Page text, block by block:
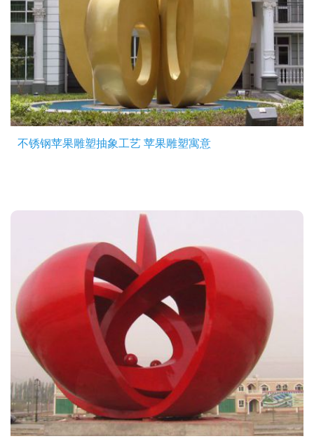
不锈钢苹果雕塑抽象工艺 苹果雕塑寓意